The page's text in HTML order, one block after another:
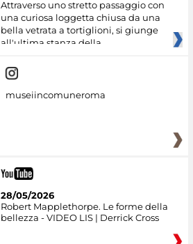
Attraverso uno stretto passaggio con
una curiosa loggetta chiusa da una
bella vetrata a tortiglioni, si giunge
all'ultima stanza della
museiincomuneroma
28/05/2026
Robert Mapplethorpe. Le forme della
bellezza - VIDEO LIS | Derrick Cross